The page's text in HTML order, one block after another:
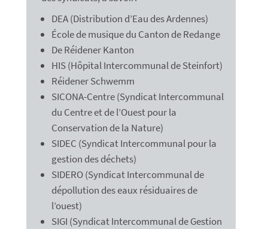
DEA (Distribution d’Eau des Ardennes)
École de musique du Canton de Redange
De Réidener Kanton
HIS (Hôpital Intercommunal de Steinfort)
Réidener Schwemm
SICONA-Centre (Syndicat Intercommunal
du Centre et de l’Ouest pour la
Conservation de la Nature)
SIDEC (Syndicat Intercommunal pour la
gestion des déchets)
SIDERO (Syndicat Intercommunal de
dépollution des eaux résiduaires de
l’ouest)
SIGI (Syndicat Intercommunal de Gestion